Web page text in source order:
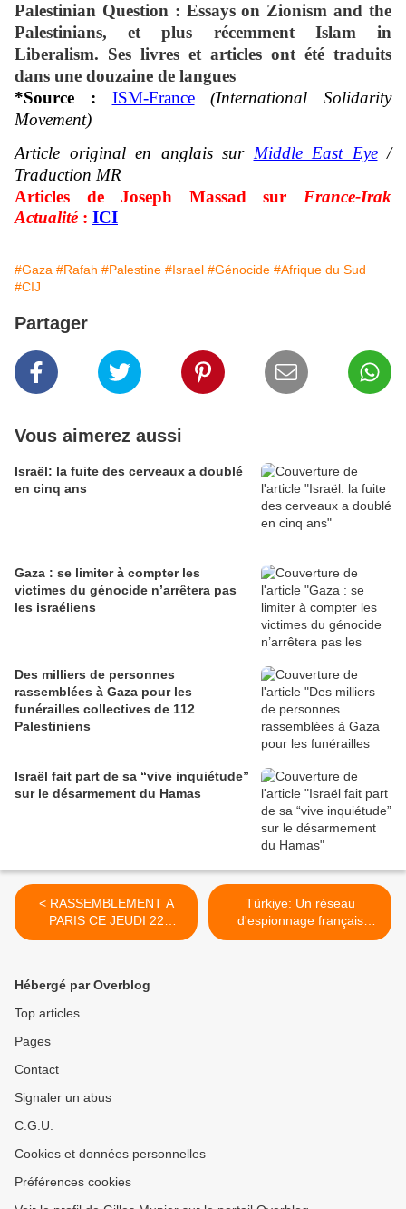
Palestinian Question : Essays on Zionism and the
Palestinians, et plus récemment Islam in
Liberalism. Ses livres et articles ont été traduits
dans une douzaine de langues
*Source :
ISM-France
(International Solidarity
Movement)
Article original en anglais sur Middle East Eye/
Traduction MR
Articles de Joseph Massad sur France-Irak
Actualité: ICI
#Gaza #Rafah #Palestine #Israel #Génocide #Afrique du Sud
#CIJ
Partager
Vous aimerez aussi
Israël: la fuite des cerveaux a doublé
en cinq ans
Gaza : se limiter à compter les
victimes du génocide n’arrêtera pas
les israéliens
Des milliers de personnes
rassemblées à Gaza pour les
funérailles collectives de 112
Palestiniens
Israël fait part de sa “vive inquiétude”
sur le désarmement du Hamas
< RASSEMBLEMENT A
PARIS CE JEUDI 22
FÉVRIER
Türkiye: Un réseau
d'espionnage français
démantelé >
Hébergé par Overblog
Top articles
Pages
Contact
Signaler un abus
C.G.U.
Cookies et données personnelles
Préférences cookies